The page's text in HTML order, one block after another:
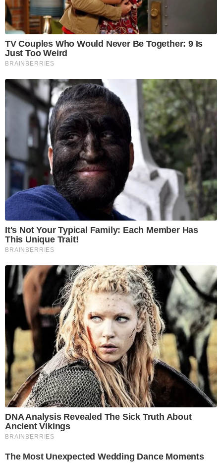
TV Couples Who Would Never Be Together: 9 Is
Just Too Weird
BRAINBERRIES
It's Not Your Typical Family: Each Member Has
This Unique Trait!
BRAINBERRIES
DNA Analysis Revealed The Sick Truth About
Ancient Vikings
BRAINBERRIES
The Most Unexpected Wedding Dance Moments